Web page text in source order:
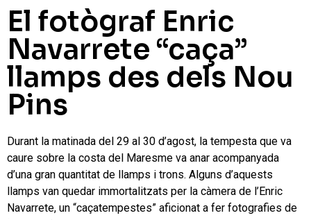
El fotògraf Enric
Navarrete “caça”
llamps des dels Nou
Pins
Durant la matinada del 29 al 30 d’agost, la tempesta que va
caure sobre la costa del Maresme va anar acompanyada
d’una gran quantitat de llamps i trons. Alguns d’aquests
llamps van quedar immortalitzats per la càmera de l’Enric
Navarrete, un “caçatempestes” aficionat a fer fotografies de